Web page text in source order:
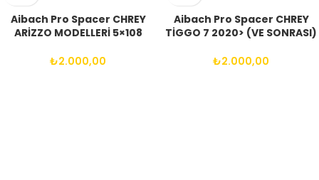
Aibach Pro Spacer CHREY
ARİZZO MODELLERİ 5×108
₺2.000,00
Aibach Pro Spacer CHREY
TİGGO 7 2020> (VE SONRASI)
₺2.000,00